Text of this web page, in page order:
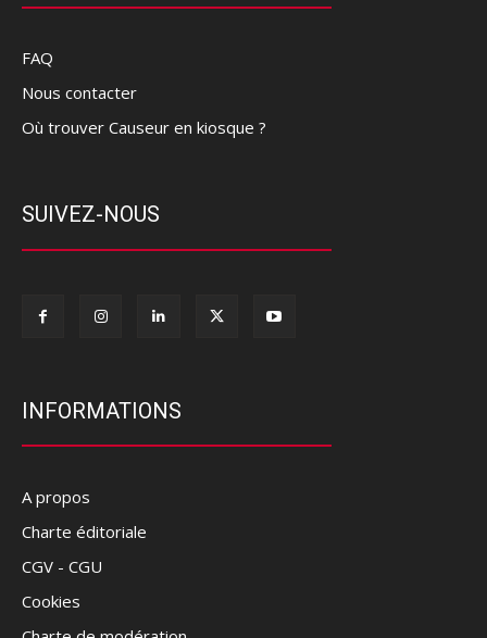
FAQ
Nous contacter
Où trouver Causeur en kiosque ?
SUIVEZ-NOUS
INFORMATIONS
A propos
Charte éditoriale
CGV - CGU
Cookies